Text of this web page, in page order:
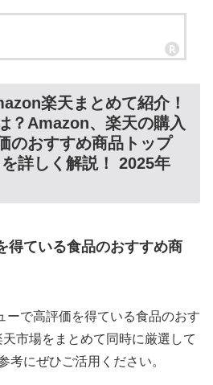
楽天まとめて紹介！
？Amazon、楽天の購入
のおすすめ商品トップ
詳しく解説！ 2025年
得ている食品のおすすめ商
ーで高評価を得ている食品のおす
市場をまとめて同時に厳選して
考にぜひご活用ください。